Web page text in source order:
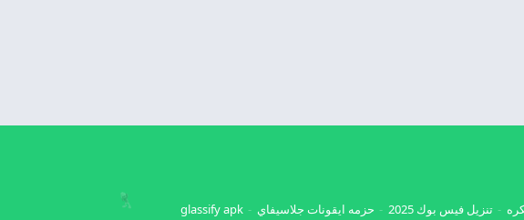
تنزيل فيس بوك 2025 حزمه ايقونات جلاسيفاي
glassify apk